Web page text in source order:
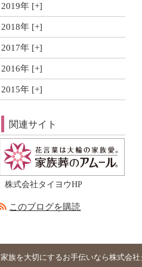
2019年
2018年
2017年
2016年
2015年
関連サイト
株式会社タイヨウHP
このブログを購読
家族を大切にするお手伝いなら株式会社